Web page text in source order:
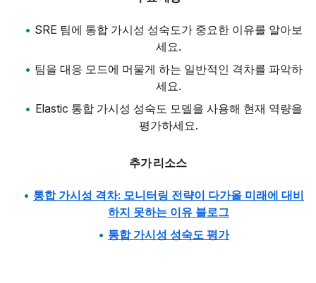
SRE 팀에 통합 가시성 성숙도가 중요한 이유를 알아보
세요.
팀을 대응 모드에 머물게 하는 일반적인 격차를 파악하
세요.
Elastic 통합 가시성 성숙도 모델을 사용해 현재 역량을
평가하세요.
추가 리소스
통합 가시성 격차: 모니터링 전략이 다가올 미래에 대비
하지 못하는 이유 블로그
통합 가시성 성숙도 평가